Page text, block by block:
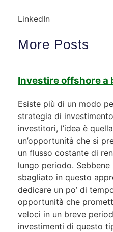
LinkedIn
More Posts
Investire offshore a
Esiste più di un modo
strategia di
investitori, l’idea è
un’opportunità che si
un flusso costante di
lungo periodo.
sbagliato in questo
dedicare un po’ di
opportunità che
veloci in un breve
investimenti di questo